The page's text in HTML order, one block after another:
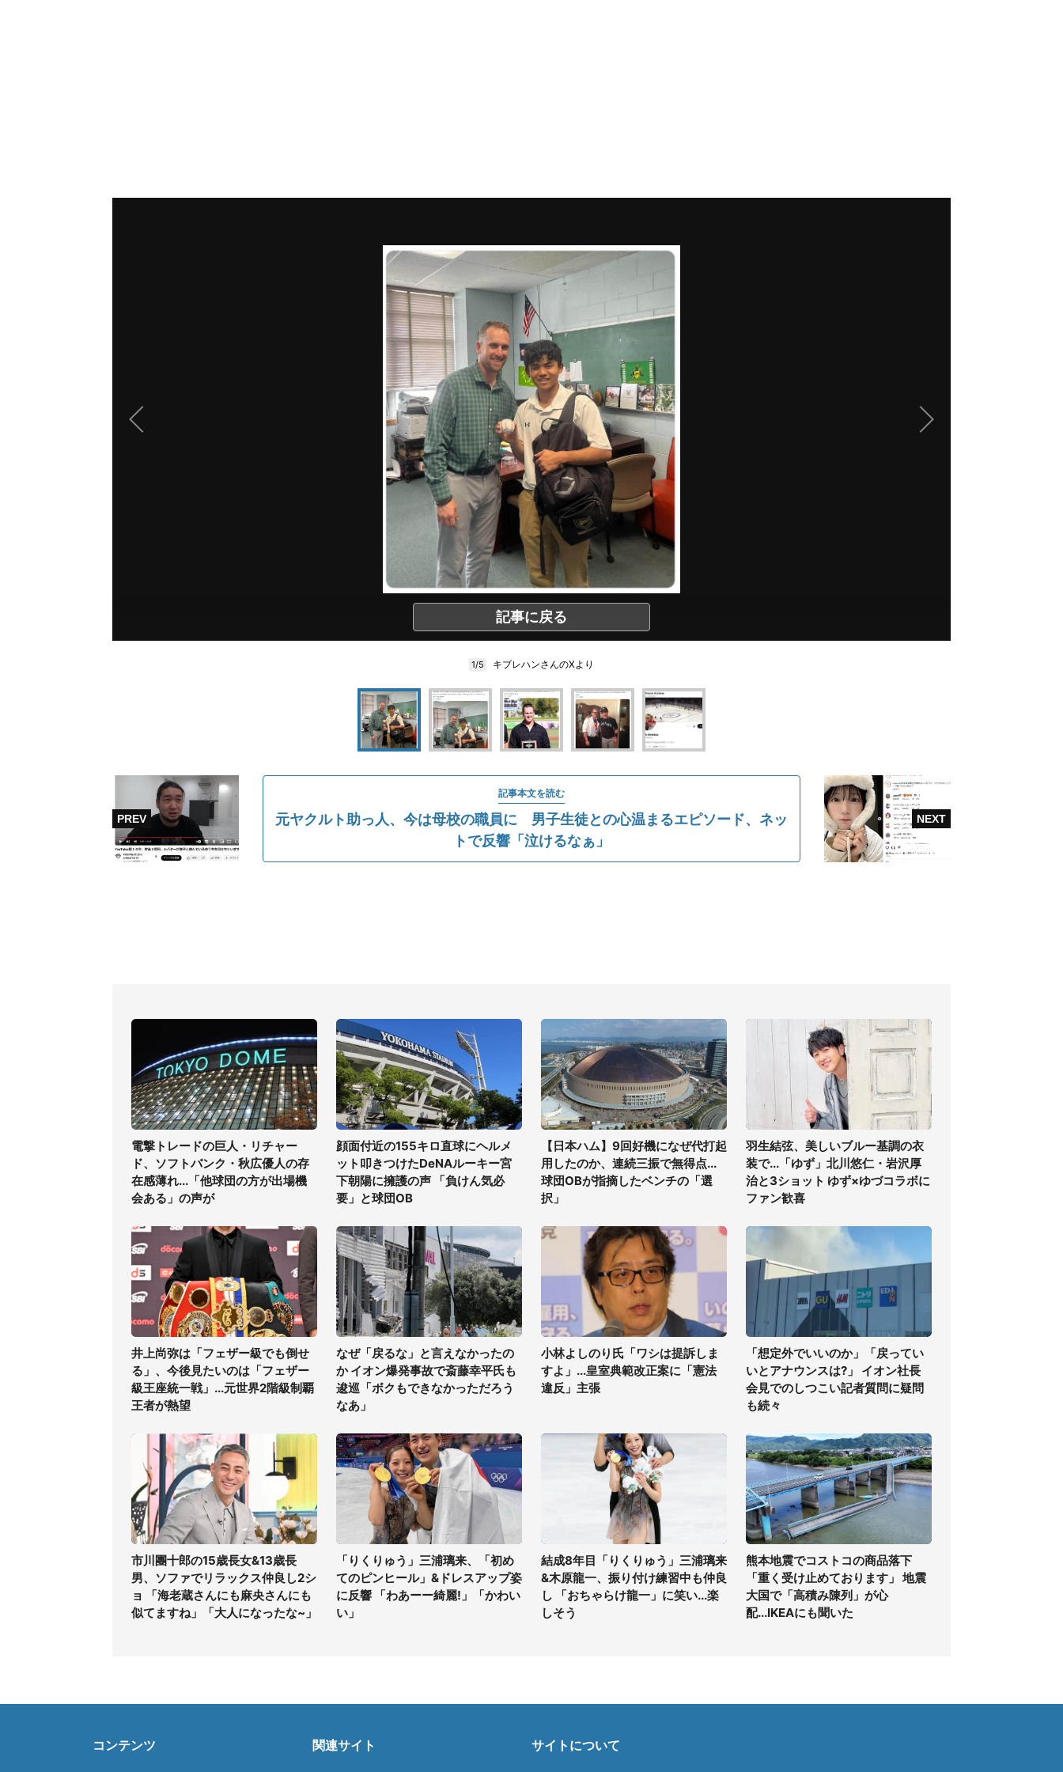
記事に戻る
1/5 キブレハンさんのXより
記事本文を読む
元ヤクルト助っ人、今は母校の職員に 男子生徒との心温まるエピソード、ネッ
トで反響「泣けるなぁ」
電撃トレードの巨人・リチャー
ド、ソフトバンク・秋広優人の存
在感薄れ...「他球団の方が出場機
会ある」の声が
顔面付近の155キロ直球にヘルメ
ット叩きつけたDeNAルーキー宮
下朝陽に擁護の声 「負けん気必
要」と球団OB
【日本ハム】9回好機になぜ代打起
用したのか、連続三振で無得点...
球団OBが指摘したベンチの「選
択」
羽生結弦、美しいブルー基調の衣
装で...「ゆず」北川悠仁・岩沢厚
治と3ショット ゆず×ゆづコラボに
ファン歓喜
井上尚弥は「フェザー級でも倒せ
る」、今後見たいのは「フェザー
級王座統一戦」...元世界2階級制覇
王者が熱望
なぜ「戻るな」と言えなかったの
か イオン爆発事故で斎藤幸平氏も
逡巡「ボクもできなかっただろう
なあ」
小林よしのり氏「ワシは提訴しま
すよ」...皇室典範改正案に「憲法
違反」主張
「想定外でいいのか」「戻ってい
いとアナウンスは?」 イオン社長
会見でのしつこい記者質問に疑問
も続々
市川團十郎の15歳長女&13歳長
男、ソファでリラックス仲良し2シ
ョ 「海老蔵さんにも麻央さんにも
似てますね」「大人になったな~」
「りくりゅう」三浦璃来、「初め
てのピンヒール」&ドレスアップ姿
に反響 「わあーー綺麗!」「かわい
い」
結成8年目「りくりゅう」三浦璃来
&木原龍一、振り付け練習中も仲良
し 「おちゃらけ龍一」に笑い...楽
しそう
熊本地震でコストコの商品落下
「重く受け止めております」 地震
大国で「高積み陳列」が心
配...IKEAにも聞いた
コンテンツ 関連サイト サイトについて